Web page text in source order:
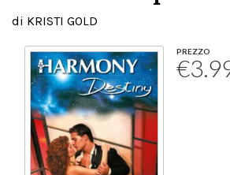
Calendario
di KRISTI GOLD
PREZZO